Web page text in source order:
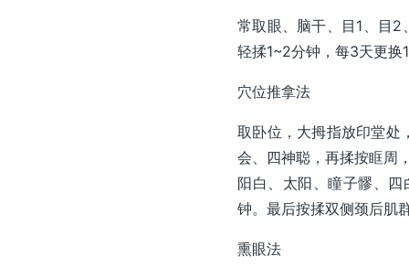
常取眼、脑干、目1、目
轻揉1~2分钟，每3天更换
穴位推拿法
取卧位，大拇指放印堂处
会、四神聪，再揉按眶周
阳白、太阳、瞳子髎、
钟。最后按揉双侧颈后肌
熏眼法